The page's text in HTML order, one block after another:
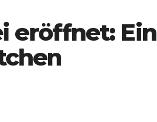
eröffnet: Ein